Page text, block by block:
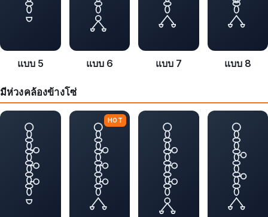
แบบ 5 แบบ 6 แบบ 7 แบบ 8
มีห่วงคล้องข้างโซ่
HOT